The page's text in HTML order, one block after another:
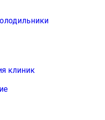
клиник